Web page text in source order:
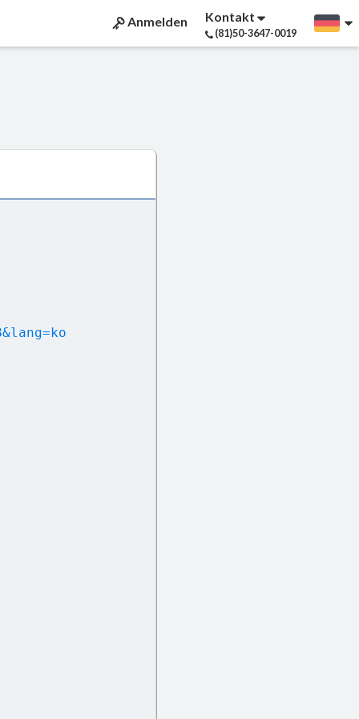
Anmelden Kontakt
(81)50-3647-0019